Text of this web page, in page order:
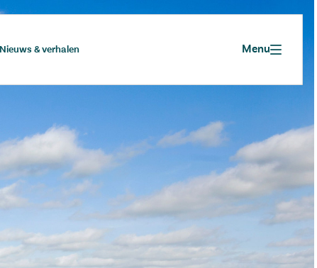
Nieuws & verhalen Menu